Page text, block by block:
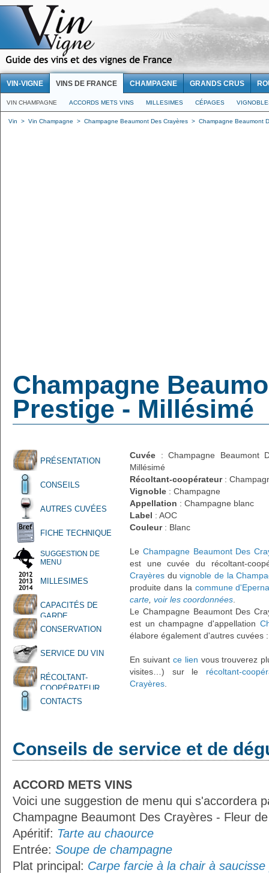
VIN-VIGNE VINS DE FRANCE CHAMPAGNE GRANDS CRUS
VIN CHAMPAGNE ACCORDS METS VINS MILLESIMES CÉPAGES
Vin > Vin Champagne > Champagne Beaumont Des Crayères > Champagne Beaumont
Champagne
Prestige - Millésimé
PRÉSENTATION
CONSEILS
AUTRES CUVÉES
FICHE TECHNIQUE
SUGGESTION DE
MENU
MILLESIMES
CAPACITÉS DE
GARDE
CONSERVATION
SERVICE DU VIN
RÉCOLTANT-
COOPÉRATEUR
CONTACTS
Cuvée : Champagne Beaumont
Millésimé
Récoltant-coopérateur :
Vignoble : Champagne
Appellation : Champagne blanc
Label : AOC
Couleur: Blanc
Le Champagne Beaumont Des
est une cuvée du récoltant-
Crayères duvignoble de la
produite dans la commune
carte voir les coordonnées
Le Champagne Beaumont Des
est un champagne d'appellation
élabore également d'autres cuvées
En suivant ce lien vous trouverez
visites…) sur le récoltant-
Crayères
Conseils de service et de
ACCORD METS VINS
Voici une suggestion de menu qui s'accordera
Champagne Beaumont Des Crayères - Fleur
Apéritif: Tarte au chaource
Entrée: Soupe de champagne
Plat principal: Carpe farcie à la chair à saucisse